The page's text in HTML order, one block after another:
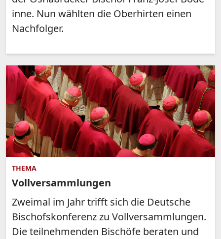
inne. Nun wählten die Oberhirten einen
Nachfolger.
THEMA
Vollversammlungen
Zweimal im Jahr trifft sich die Deutsche
Bischofskonferenz zu Vollversammlungen.
Die teilnehmenden Bischöfe beraten und